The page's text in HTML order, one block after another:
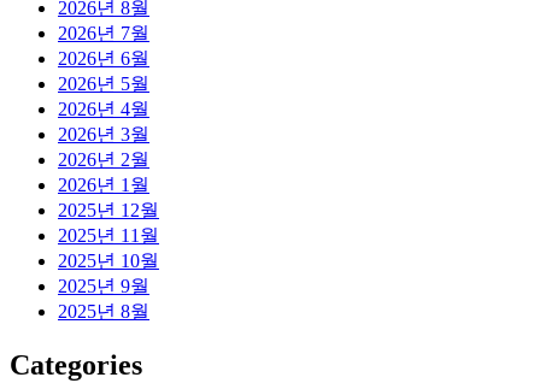
2026년 8월
2026년 7월
2026년 6월
2026년 5월
2026년 4월
2026년 3월
2026년 2월
2026년 1월
2025년 12월
2025년 11월
2025년 10월
2025년 9월
2025년 8월
Categories